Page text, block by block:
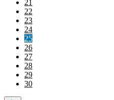
21
22
23
24
25
26
27
28
29
30